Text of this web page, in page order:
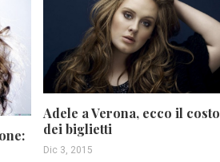
Adele a Verona, ecco il costo
dei biglietti
Dic 3, 2015